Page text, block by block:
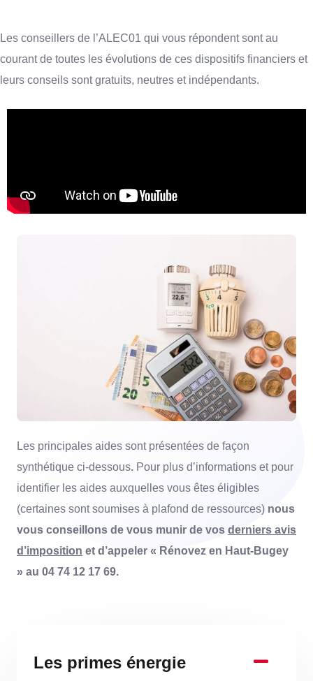
Les conseillers de l’ALEC01 qui vous répondent sont au
courant de toutes les évolutions de ces dispositifs financiers et
leurs conseils sont gratuits, neutres et indépendants.
Les principales aides sont présentées de façon
synthétique ci-dessous. Pour plus d’informations et pour
identifier les aides auxquelles vous êtes éligibles
(certaines sont soumises à plafond de ressources) nous
vous conseillons de vous munir de vos derniers avis
d’imposition et d’appeler « Rénovez en Haut-Bugey
» au 04 74 12 17 69.
Les primes énergie